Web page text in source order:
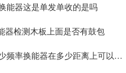
能器这是单发单收的是吗
器检测木板上面是否有鼓包
频率换能器在多少距离上可以达